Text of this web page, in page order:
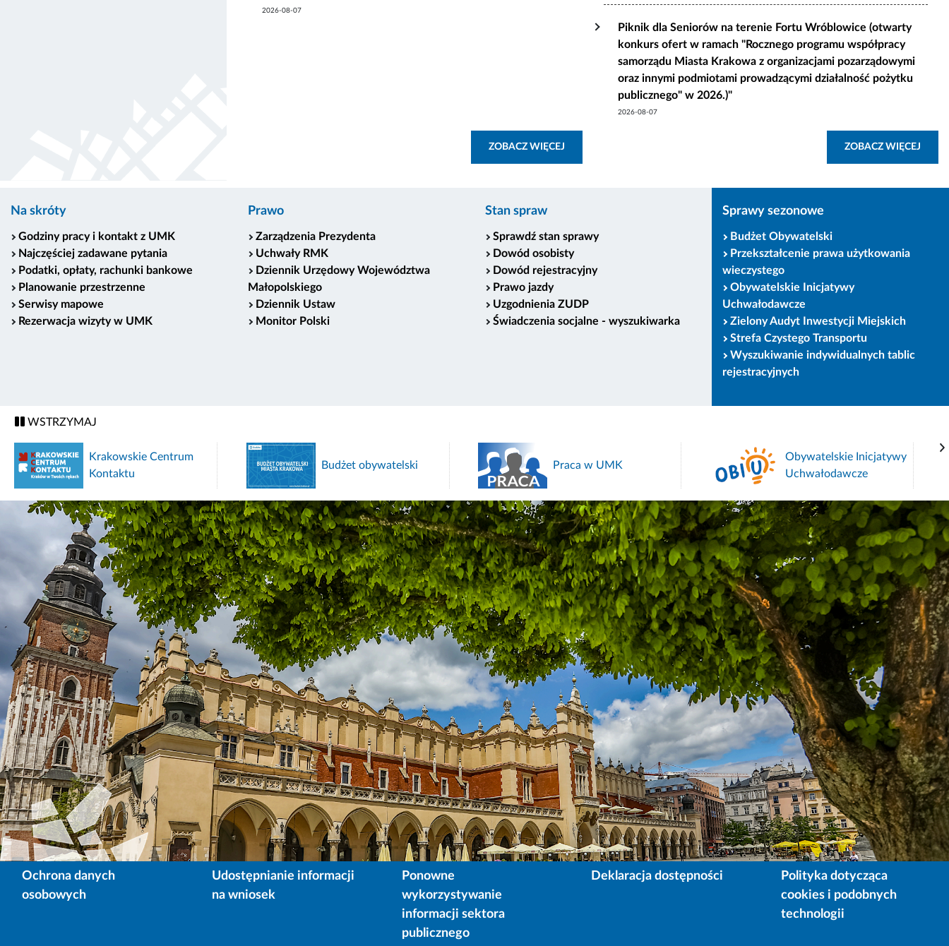
2026-08-07
ZOBACZ WIĘCEJ
Piknik dla Seniorów na terenie Fortu Wróblowice (otwarty
konkurs ofert w ramach "Rocznego programu współpracy
samorządu Miasta Krakowa z organizacjami pozarządowymi
oraz innymi podmiotami prowadzącymi działalność pożytku
publicznego" w 2026.)"
2026-08-07
ZOBACZ WIĘCEJ
Na skróty
Godziny pracy i kontakt z UMK
Najczęściej zadawane pytania
Podatki, opłaty, rachunki bankowe
Planowanie przestrzenne
Serwisy mapowe
Rezerwacja wizyty w UMK
Prawo
Zarządzenia Prezydenta
Uchwały RMK
Dziennik Urzędowy Województwa
Małopolskiego
Dziennik Ustaw
Monitor Polski
Stan spraw
Sprawdź stan sprawy
Dowód osobisty
Dowód rejestracyjny
Prawo jazdy
Uzgodnienia ZUDP
Świadczenia socjalne - wyszukiwarka
Sprawy sezonowe
Budżet Obywatelski
Przekształcenie prawa użytkowania
wieczystego
Obywatelskie Inicjatywy
Uchwałodawcze
Zielony Audyt Inwestycji Miejskich
Strefa Czystego Transportu
Wyszukiwanie indywidualnych tablic
rejestracyjnych
WSTRZYMAJ
Krakowskie Centrum
Kontaktu
Budżet obywatelski Praca w UMK
Obywatelskie Inicjatywy
Uchwałodawcze
Ochrona danych
osobowych
Udostępnianie informacji
na wniosek
Ponowne
wykorzystywanie
informacji sektora
publicznego
Deklaracja dostępności
Polityka dotycząca
cookies i podobnych
technologii